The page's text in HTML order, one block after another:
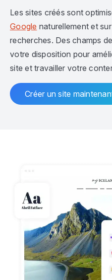
Les sites créés sont
Google naturellement et
recherches. Des champs
votre disposition pour
site et travailler votre
Créer un site